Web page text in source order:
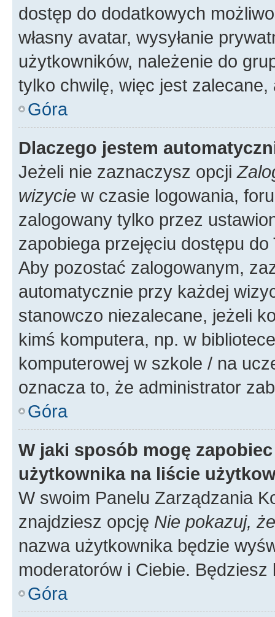
dostęp do dodatkowych
własny avatar, wysyłanie
użytkowników, należenie do
tylko chwilę, więc jest zalecane,
Góra
Dlaczego jestem
Jeżeli nie zaznaczysz opcji
wizycie w czasie logowania,
zalogowany tylko przez
zapobiega przejęciu dostępu
Aby pozostać zalogowanym,
automatycznie przy każdej
stanowczo niezalecane, jeżeli
kimś komputera, np. w
komputerowej w szkole / na
oznacza to, że administrator
Góra
W jaki sposób mogę
użytkownika na liście
W swoim Panelu Zarządzania
znajdziesz opcję Nie pokazuj,
nazwa użytkownika będzie
moderatorów i Ciebie.
Góra